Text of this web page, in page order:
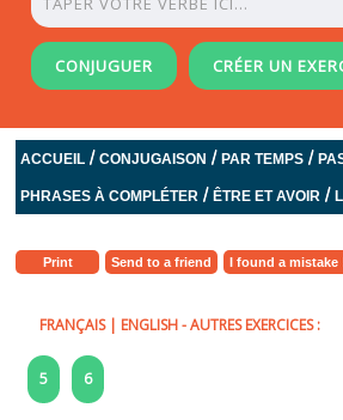
CONJUGUER CRÉER UN
ACCUEIL /CONJUGAISON /PAR TEMPS /
PHRASES À COMPLÉTER /ÊTRE ET AVOIR /
Print Send to a friend I found a mistake
FRANÇAIS| ENGLISH- AUTRES EXERCICES :
5 6